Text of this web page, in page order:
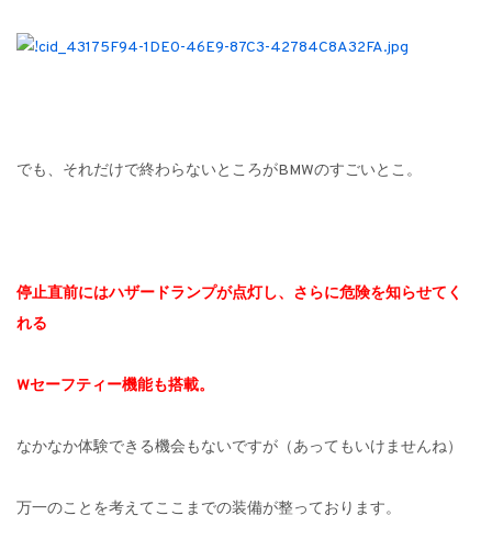
でも、それだけで終わらないところがBMWのすごいとこ。
停止直前にはハザードランプが点灯し、さらに危険を知らせてく
れる
Wセーフティー機能も搭載。
なかなか体験できる機会もないですが（あってもいけませんね）
万一のことを考えてここまでの装備が整っております。